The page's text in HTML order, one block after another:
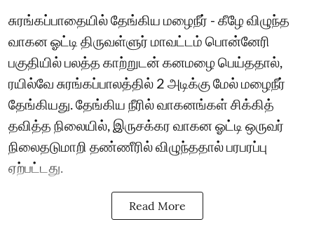
சுரங்கப்பாதையில் தேங்கிய மழைநீர் - கீழே விழுந்த
வாகன ஓட்டி திருவள்ளுர் மாவட்டம் பொன்னேரி
பகுதியில் பலத்த காற்றுடன் கனமழை பெய்ததால்,
ரயில்வே சுரங்கப்பாலத்தில் 2 அடிக்கு மேல் மழைநீர்
தேங்கியது. தேங்கிய நீரில் வாகனங்கள் சிக்கித்
தவித்த நிலையில், இருசக்கர வாகன ஓட்டி ஒருவர்
நிலைதடுமாறி தண்ணீரில் விழுந்ததால் பரபரப்பு
ஏற்பட்டது.
Read More